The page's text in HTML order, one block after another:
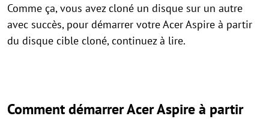
Comme ça, vous avez cloné un disque sur un autre
avec succès, pour démarrer votre Acer Aspire à partir
du disque cible cloné, continuez à lire.
Comment démarrer Acer Aspire à partir